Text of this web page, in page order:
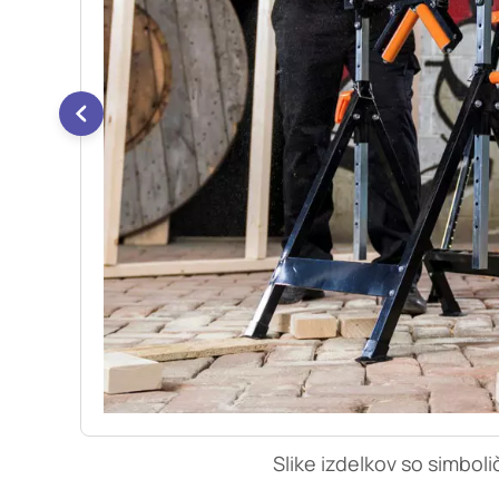
Slike izdelkov so
so nastavljeni samo
zasebnosti, prijava
vas opozori na njih.
Piškotki za
S temi piškotki
našega spletnega
opazujemo, kako se
anonimni. Če
Piškotki za ciljno
Te piškotke
izdelavo profila vaših
mestih. Pri delu